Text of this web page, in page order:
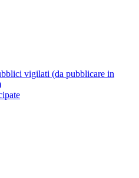
vigilati (da pubblicare in